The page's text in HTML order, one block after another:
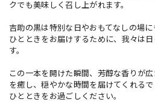
クでも美味しく召し上がれます。
吉助の黒は特別な日やおもてなしの場
ひとときをお届けするために、我々は
す。
この一本を開けた瞬間、芳醇な香りが
を癒し、穏やかな時間を届けてくれる
ひとときをお過ごしください。